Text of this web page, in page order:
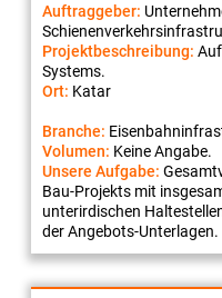
Auftraggeber:
Projektbeschreibung:
Systems.
Ort: Katar
Branche:
Volumen: Keine Angabe.
Unsere Aufgabe:
Bau-Projekts mit
unterirdischen
der Angebots-Unterlagen.